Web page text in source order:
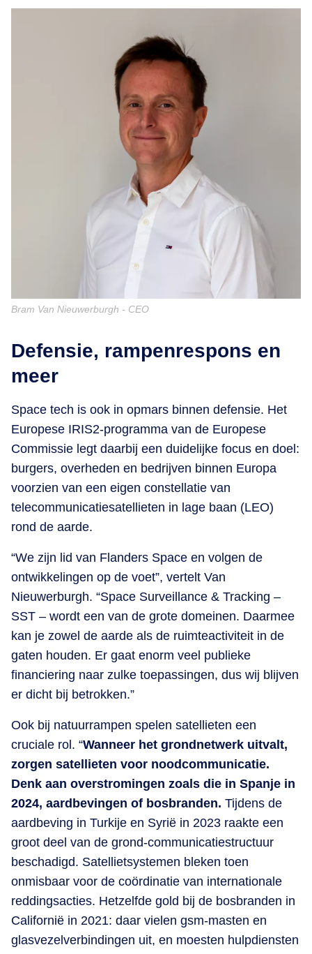
Bram Van Nieuwerburgh - CEO
Defensie, rampenrespons en
meer
Space tech is ook in opmars binnen defensie. Het
Europese IRIS2-programma van de Europese
Commissie legt daarbij een duidelijke focus en doel:
burgers, overheden en bedrijven binnen Europa
voorzien van een eigen constellatie van
telecommunicatiesatellieten in lage baan (LEO)
rond de aarde.
“We zijn lid van Flanders Space en volgen de
ontwikkelingen op de voet”, vertelt Van
Nieuwerburgh. “Space Surveillance & Tracking –
SST – wordt een van de grote domeinen. Daarmee
kan je zowel de aarde als de ruimteactiviteit in de
gaten houden. Er gaat enorm veel publieke
financiering naar zulke toepassingen, dus wij blijven
er dicht bij betrokken.”
Ook bij natuurrampen spelen satellieten een
cruciale rol. “Wanneer het grondnetwerk uitvalt,
zorgen satellieten voor noodcommunicatie.
Denk aan overstromingen zoals die in Spanje in
2024, aardbevingen of bosbranden. Tijdens de
aardbeving in Turkije en Syrië in 2023 raakte een
groot deel van de grond-communicatiestructuur
beschadigd. Satellietsystemen bleken toen
onmisbaar voor de coördinatie van internationale
reddingsacties. Hetzelfde gold bij de bosbranden in
Californië in 2021: daar vielen gsm-masten en
glasvezelverbindingen uit, en moesten hulpdiensten